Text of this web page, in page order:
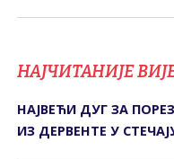
НАЈЧИТАНИЈЕ
НАЈВЕЋИ ДУГ ЗА
ИЗ ДЕРВЕНТЕ У